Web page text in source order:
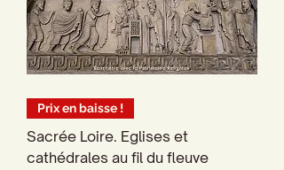
Prix en baisse !
Sacrée Loire. Eglises et
cathédrales au fil du fleuve